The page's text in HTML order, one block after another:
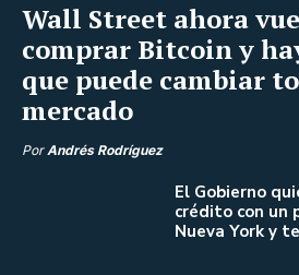
Wall Street ahora
comprar Bitcoin y
que puede cambiar
mercado
PorAndrés Rodríguez
El Gobierno
crédito con un
Nueva York y